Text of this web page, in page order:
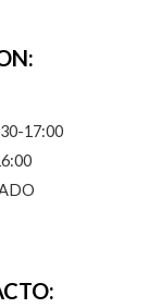
17:00